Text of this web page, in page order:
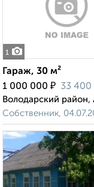
1
Гараж, 30 м²
1 000 000 ₽ 33 400
Володарский
Собственник,